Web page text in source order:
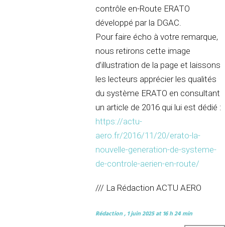
contrôle en-Route ERATO
développé par la DGAC.
Pour faire écho à votre remarque,
nous retirons cette image
d’illustration de la page et laissons
les lecteurs apprécier les qualités
du système ERATO en consultant
un article de 2016 qui lui est dédié :
https://actu-
aero.fr/2016/11/20/erato-la-
nouvelle-generation-de-systeme-
de-controle-aerien-en-route/
/// La Rédaction ACTU AERO
Rédaction, 1 juin 2025 at 16 h 24 min